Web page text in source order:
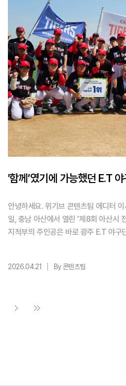
'함께’였기에 가능했던 E.T
안녕하세요. 위기브 콘텐츠팀 에디터 이서연입니
일, 충남 아산에서 열린 '제8회 아산시
지적부의 주인공은 바로 광주 E.T 야구단이었습
잠깐의 정적이 흘렀습니다. 헬멧을 고쳐 쓰고, 배트를 쥔 손에 힘을
2026.04.21 By 콘텐츠팀